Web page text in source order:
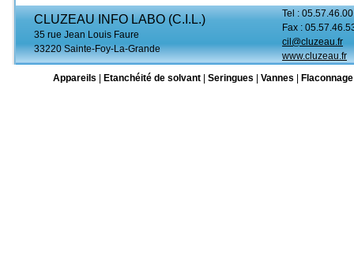
CLUZEAU INFO LABO (C.I.L.)
35 rue Jean Louis Faure
33220 Sainte-Foy-La-Grande
Tel :
Fax :
cil@cluzeau.fr
www.cluzeau.fr
Appareils
Etanchéité de solvant Seringues Vannes Flaconnage